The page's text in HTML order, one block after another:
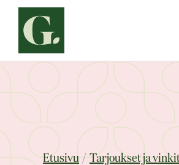
Siirry
sisältöön
Etusivu Tarjoukset ja